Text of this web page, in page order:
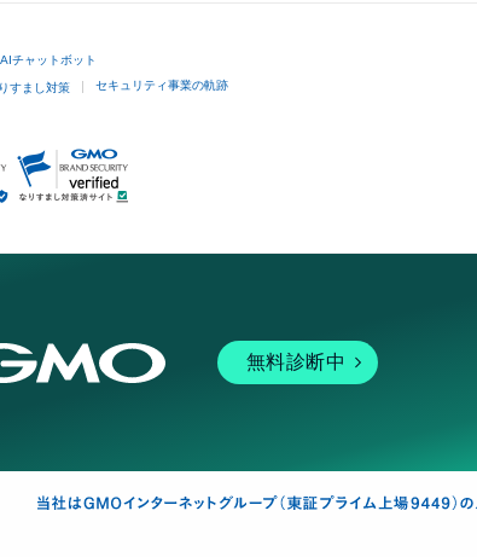
チャットボット
すまし対策 セキュリティ事業の軌跡
無料診断中